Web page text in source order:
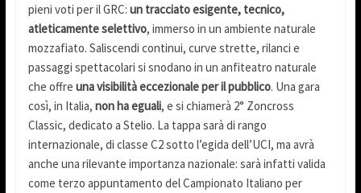
pieni voti per il GRC: un tracciato esigente, tecnico,
atleticamente selettivo, immerso in un ambiente naturale
mozzafiato. Saliscendi continui, curve strette, rilanci e
passaggi spettacolari si snodano in un anfiteatro naturale
che offre una visibilità eccezionale per il pubblico. Una gara
così, in Italia, non ha eguali, e si chiamerà 2° Zoncross
Classic, dedicato a Stelio. La tappa sarà di rango
internazionale, di classe C2 sotto l’egida dell’UCI, ma avrà
anche una rilevante importanza nazionale: sarà infatti valida
come terzo appuntamento del Campionato Italiano per